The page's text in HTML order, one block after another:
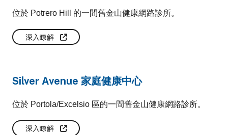
位於 Potrero Hill 的一間舊金山健康網路診所。
深入瞭解
Silver Avenue 家庭健康中心
位於 Portola/Excelsio 區的一間舊金山健康網路診所。
深入瞭解